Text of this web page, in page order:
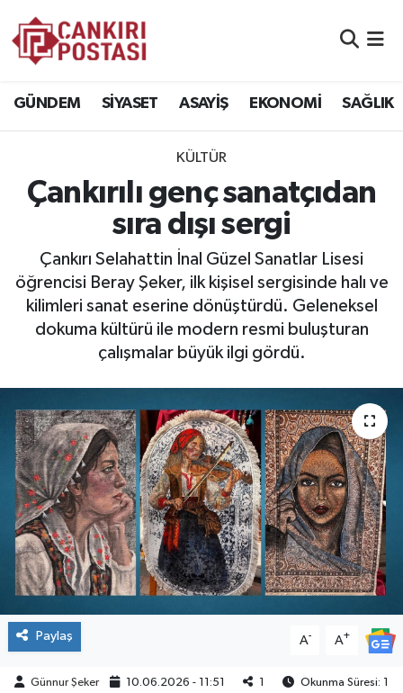
GÜNDEM SİYASET ASAYİŞ EKONOMİ SAĞLIK
KÜLTÜR
Çankırılı genç sanatçıdan
sıra dışı sergi
Çankırı Selahattin İnal Güzel Sanatlar Lisesi
öğrencisi Beray Şeker, ilk kişisel sergisinde halı ve
kilimleri sanat eserine dönüştürdü. Geleneksel
dokuma kültürü ile modern resmi buluşturan
çalışmalar büyük ilgi gördü.
Paylaş A- A+
Günnur Şeker 10.06.2026 - 11:51
Okunma Süresi: 1
EKONOMİ
SAĞLIK
SPOR
YAŞAM
ÇEVRE
İLÇELER
RESMİ İLANLAR
KÜLTÜR
TURİZM
Trafik Durumu
Süper Lig Puan Durumu ve Fikstür
Tüm Manşetler
Son Dakika Haberleri
Haber Arşivi